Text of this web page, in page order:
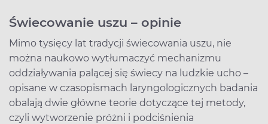
Świecowanie uszu – opinie
Mimo tysięcy lat tradycji świecowania uszu, nie
można naukowo wytłumaczyć mechanizmu
oddziaływania palącej się świecy na ludzkie ucho –
opisane w czasopismach laryngologicznych badania
obalają dwie główne teorie dotyczące tej metody,
czyli wytworzenie próżni i podciśnienia